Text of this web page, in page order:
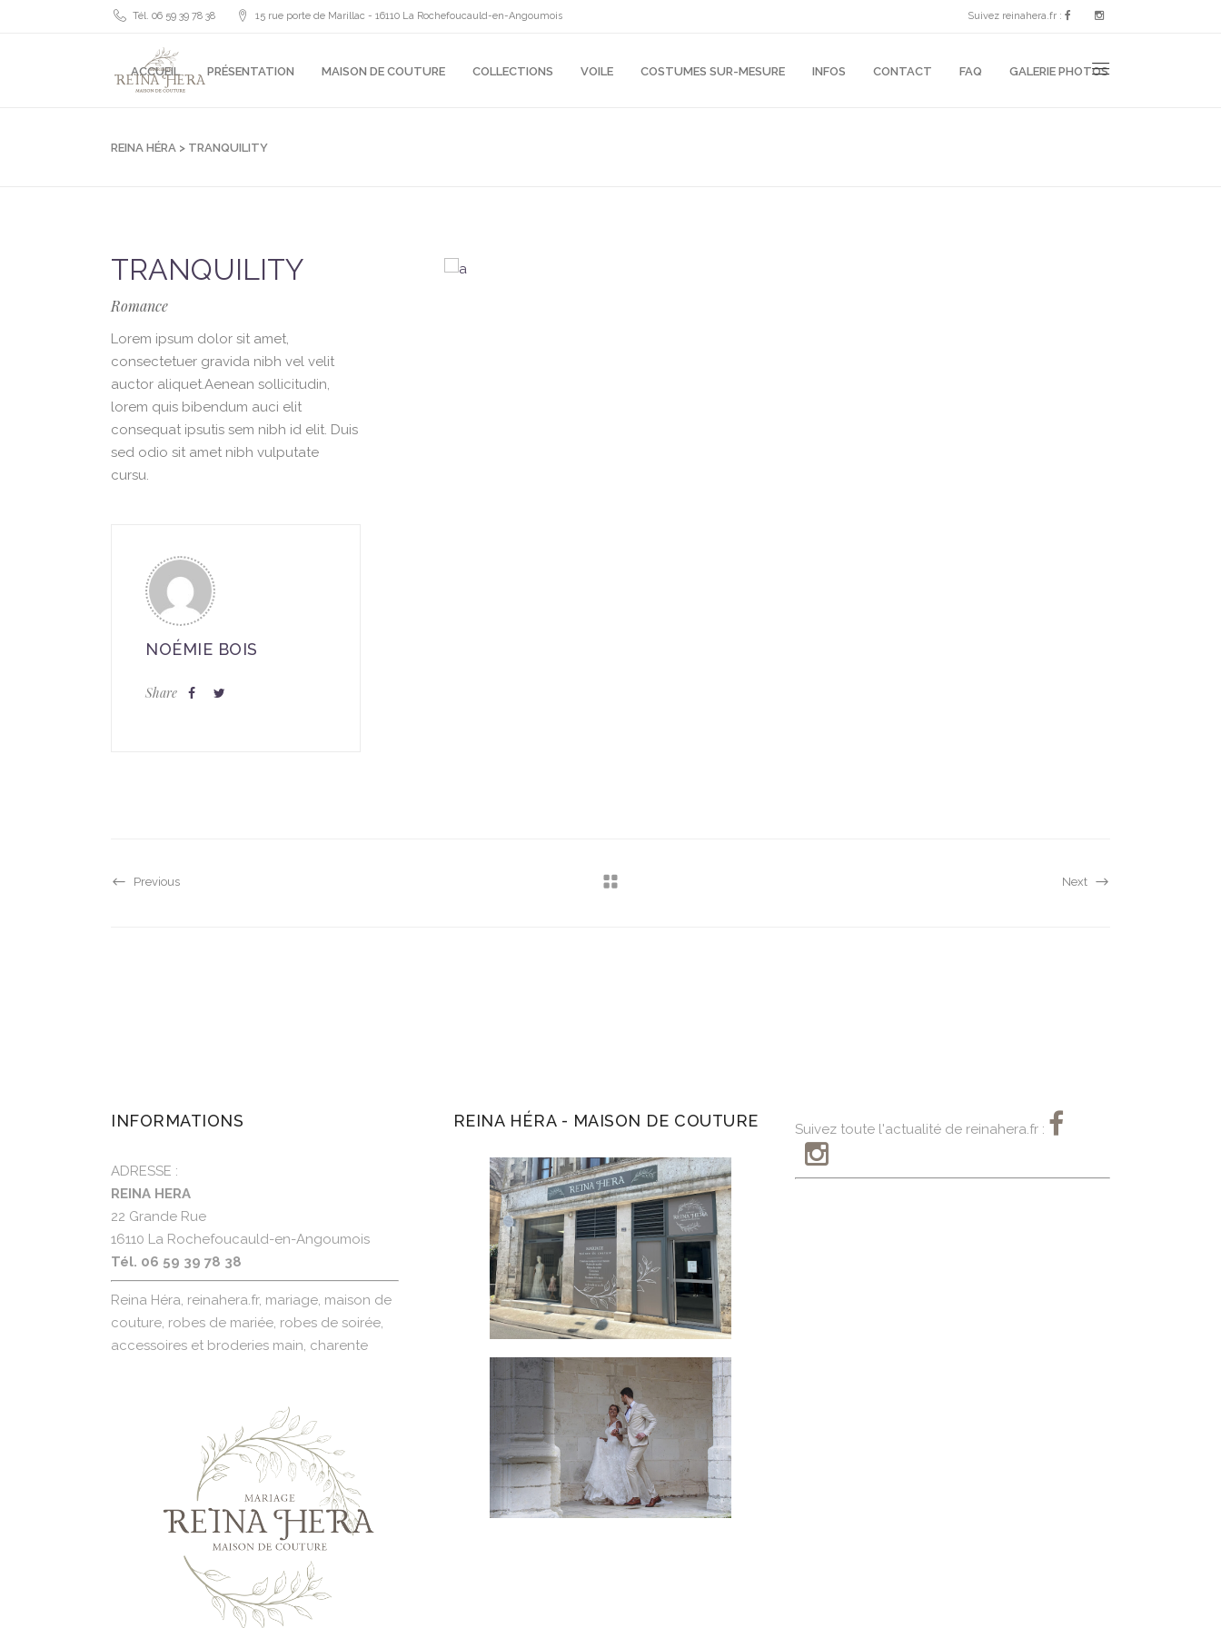
Tél. 06 59 39 78 38 15 rue porte de Marillac - 16110 La Rochefoucauld-en-Angoumois Suivez reinahera.fr :
ACCUEIL PRÉSENTATION MAISON DE COUTURE COLLECTIONS VOILE COSTUMES SUR-MESURE INFOS CONTACT FAQ GALERIE PHOTOS
REINA HÉRA > TRANQUILITY
TRANQUILITY
Romance
Lorem ipsum dolor sit amet,
consectetuer gravida nibh vel velit
auctor aliquet.Aenean sollicitudin,
lorem quis bibendum auci elit
consequat ipsutis sem nibh id elit. Duis
sed odio sit amet nibh vulputate
cursu.
NOÉMIE BOIS
Share
Previous Next
INFORMATIONS
ADRESSE :
REINA HERA
22 Grande Rue
16110 La Rochefoucauld-en-Angoumois
Tél. 06 59 39 78 38
Reina Héra, reinahera.fr, mariage, maison de
couture, robes de mariée, robes de soirée,
accessoires et broderies main, charente
REINA HÉRA - MAISON DE COUTURE Suivez toute l'actualité de reinahera.fr :